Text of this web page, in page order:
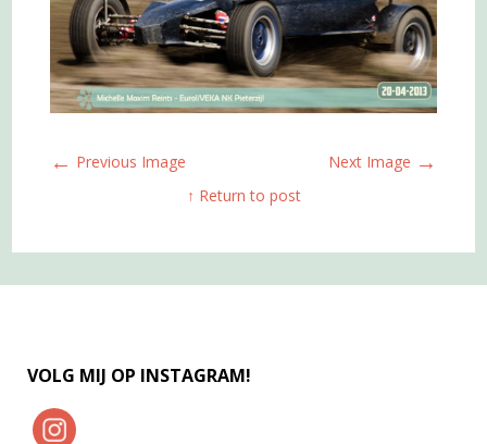
← Previous Image Next Image →
↑ Return to post
VOLG MIJ OP INSTAGRAM!